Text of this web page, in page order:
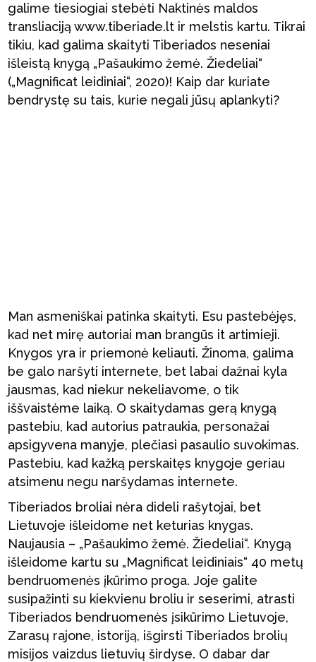
galime tiesiogiai stebėti Naktinės maldos
transliaciją www.tiberiade.lt ir melstis kartu. Tikrai
tikiu, kad galima skaityti Tiberiados neseniai
išleistą knygą „Pašaukimo žemė. Žiedeliai“
(„Magnificat leidiniai“, 2020)! Kaip dar kuriate
bendrystę su tais, kurie negali jūsų aplankyti?
Man asmeniškai patinka skaityti. Esu pastebėjęs,
kad net mirę autoriai man brangūs it artimieji.
Knygos yra ir priemonė keliauti. Žinoma, galima
be galo naršyti internete, bet labai dažnai kyla
jausmas, kad niekur nekeliavome, o tik
iššvaistėme laiką. O skaitydamas gerą knygą
pastebiu, kad autorius patraukia, personažai
apsigyvena manyje, plečiasi pasaulio suvokimas.
Pastebiu, kad kažką perskaitęs knygoje geriau
atsimenu negu naršydamas internete.
Tiberiados broliai nėra dideli rašytojai, bet
Lietuvoje išleidome net keturias knygas.
Naujausia – „Pašaukimo žemė. Žiedeliai“. Knygą
išleidome kartu su „Magnificat leidiniais“ 40 metų
bendruomenės įkūrimo proga. Joje galite
susipažinti su kiekvienu broliu ir seserimi, atrasti
Tiberiados bendruomenės įsikūrimo Lietuvoje,
Zarasų rajone, istoriją, išgirsti Tiberiados brolių
misijos vaizdus lietuvių širdyse. O dabar dar